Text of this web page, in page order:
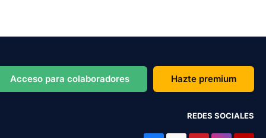
Acceso para colaboradores Hazte premium
REDES SOCIALES